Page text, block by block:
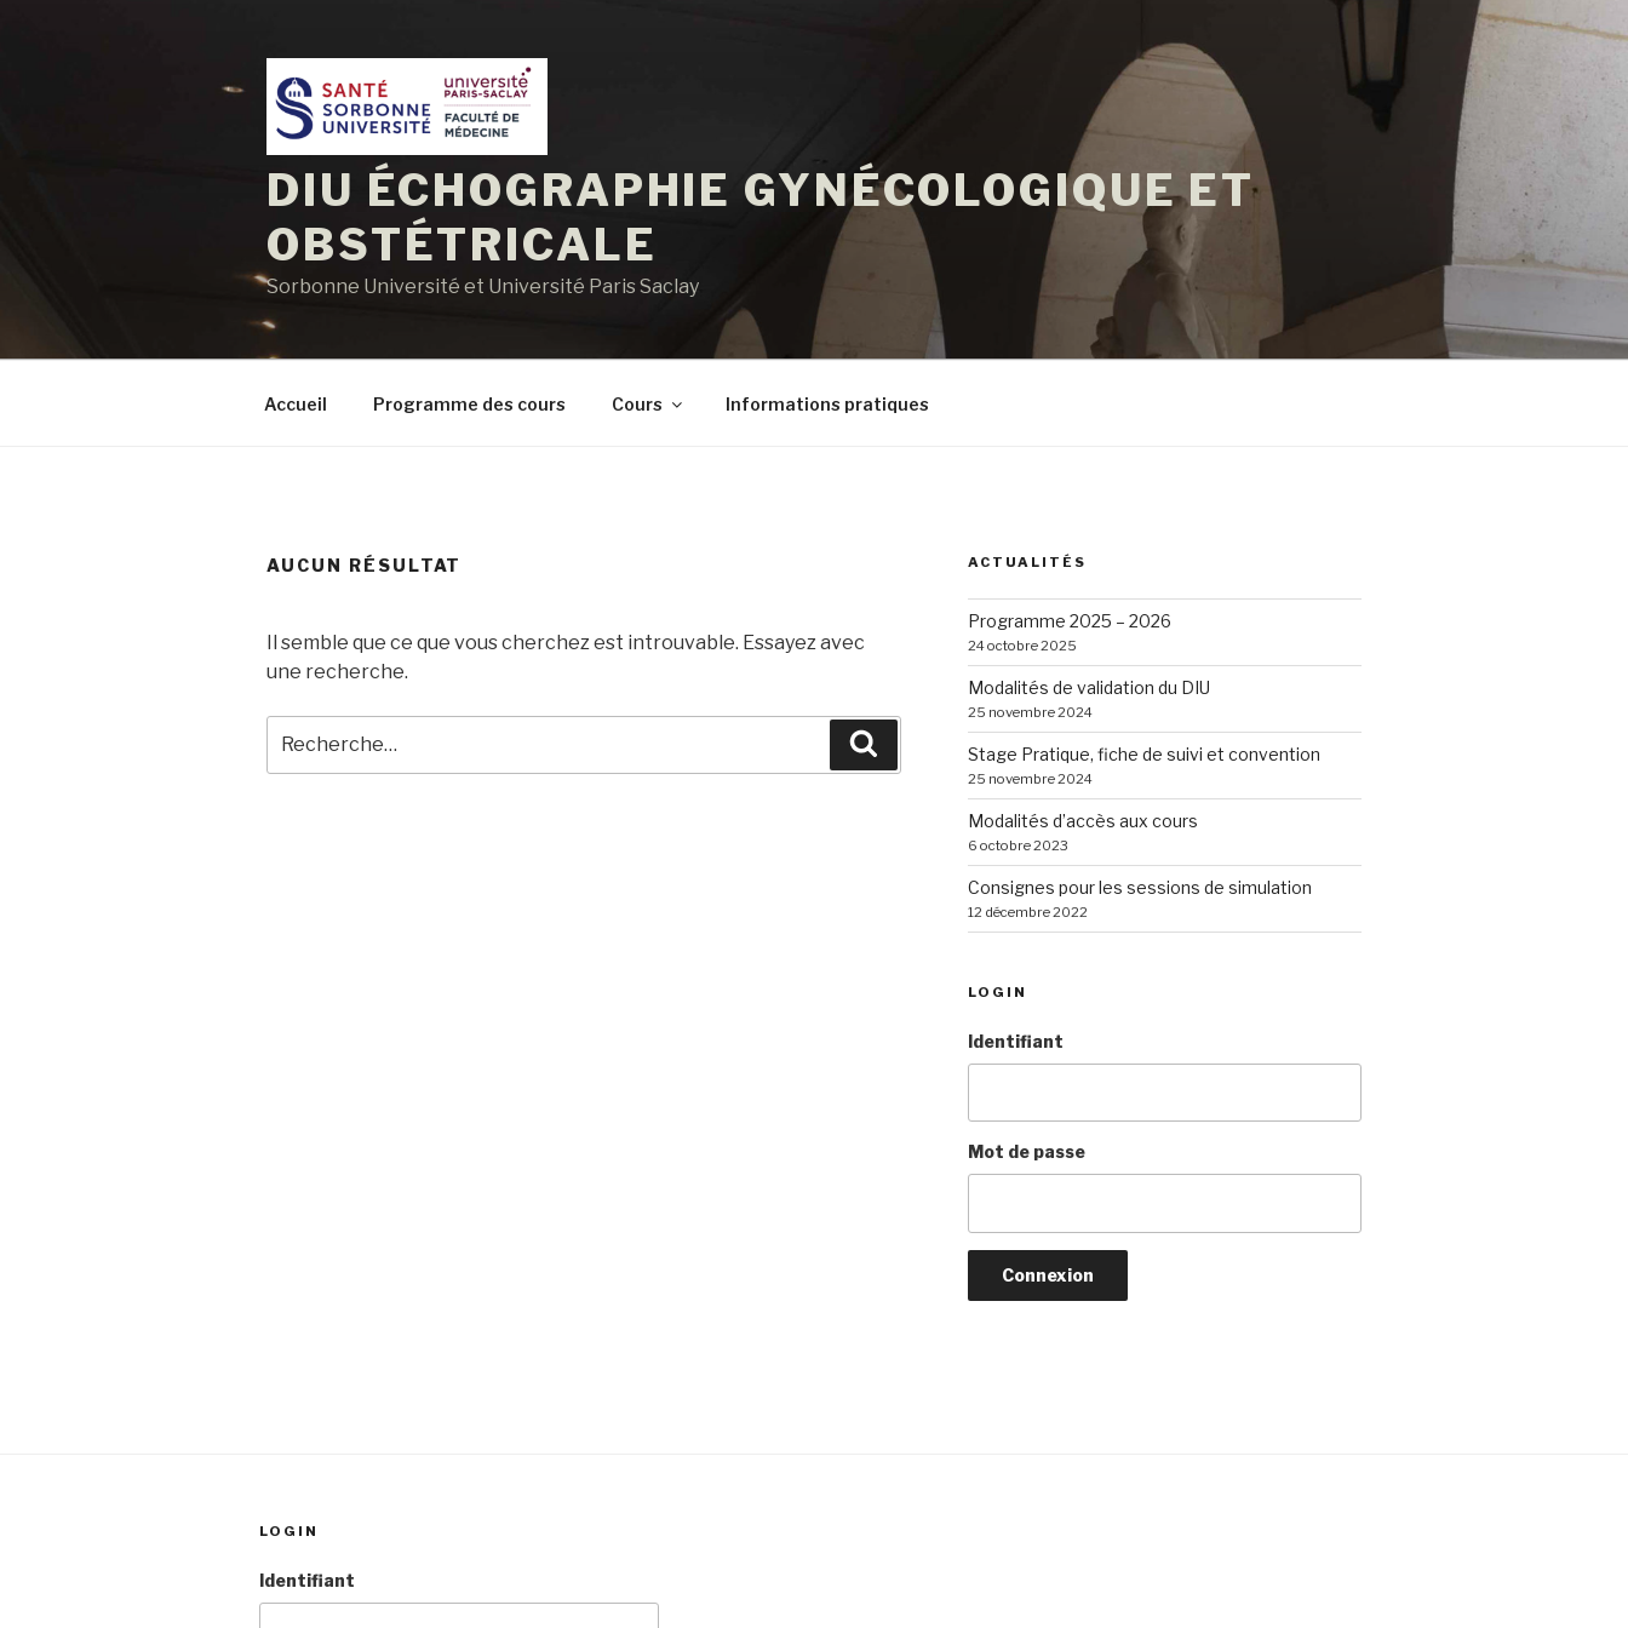
DIU ÉCHOGRAPHIE GYNÉCOLOGIQUE ET
OBSTÉTRICALE
Sorbonne Université et Université Paris Saclay
Accueil Programme des cours Cours Informations pratiques
AUCUN RÉSULTAT
Il semble que ce que vous cherchez est introuvable. Essayez avec
une recherche.
pour
Recherche
ACTUALITÉS
Programme 2025 – 2026
24 octobre 2025
Modalités de validation du DIU
25 novembre 2024
Stage Pratique, fiche de suivi et convention
25 novembre 2024
Modalités d’accès aux cours
6 octobre 2023
Consignes pour les sessions de simulation
12 décembre 2022
LOGIN
Identifiant
Mot de passe
LOGIN
Identifiant